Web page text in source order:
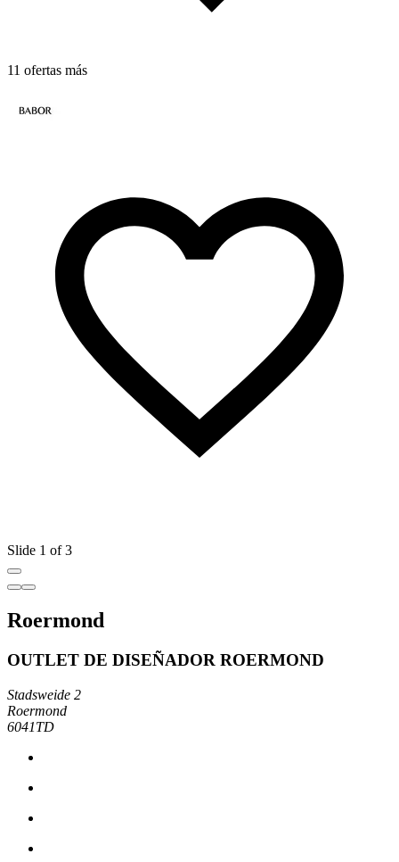
11 ofertas más
Slide 1 of 3
Roermond
OUTLET DE DISEÑADOR ROERMOND
Stadsweide 2
Roermond
6041TD